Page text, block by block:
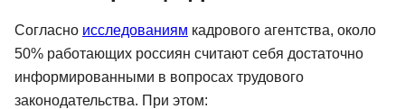
Согласно исследованиям кадрового агентства, около
50% работающих россиян считают себя достаточно
информированными в вопросах трудового
законодательства. При этом: